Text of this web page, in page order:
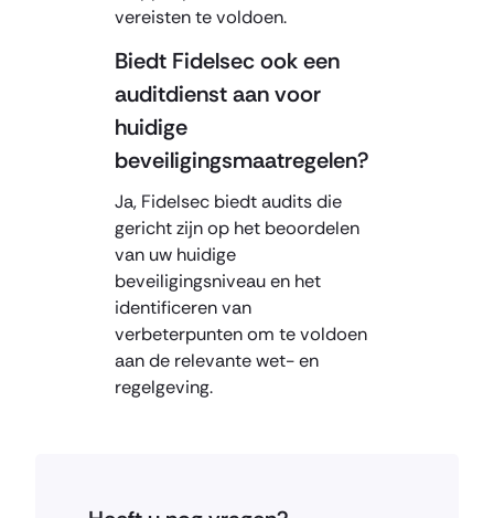
vereisten te voldoen.
Biedt Fidelsec ook een
auditdienst aan voor
huidige
beveiligingsmaatregelen?
Ja, Fidelsec biedt audits die
gericht zijn op het beoordelen
van uw huidige
beveiligingsniveau en het
identificeren van
verbeterpunten om te voldoen
aan de relevante wet- en
regelgeving.